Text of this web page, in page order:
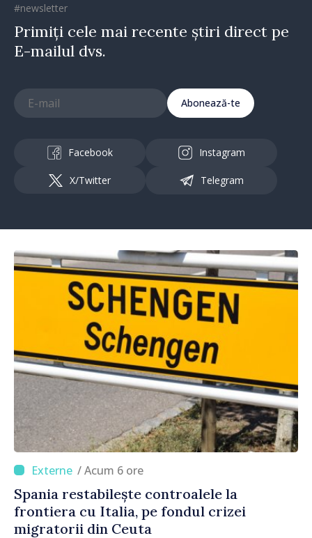
#newsletter
Primiți cele mai recente știri direct pe
E-mailul dvs.
Abonează-te
Facebook Instagram
X/Twitter Telegram
/ Acum 6 ore
Spania restabilește controalele la
frontiera cu Italia, pe fondul crizei
migratorii din Ceuta